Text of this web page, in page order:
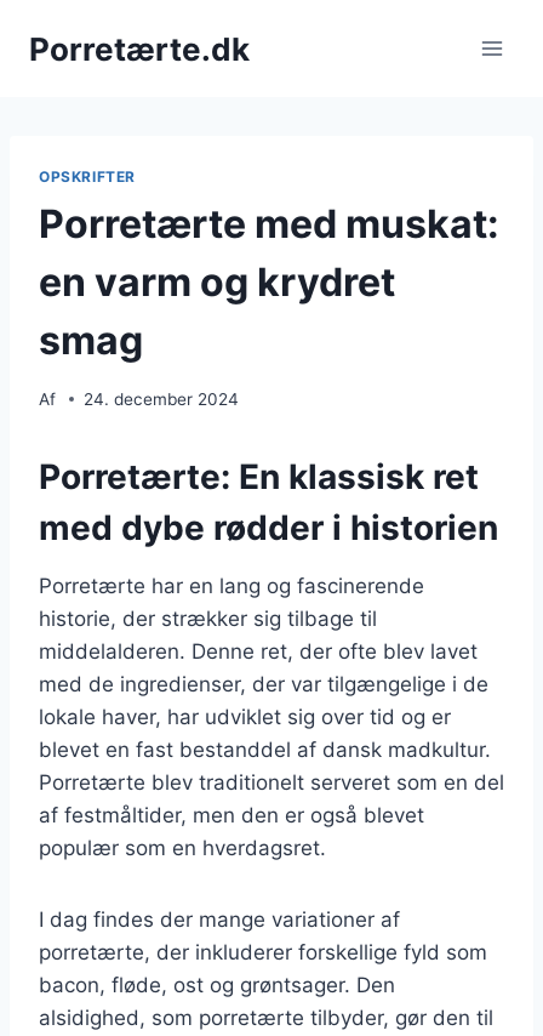
Porretærte.dk
OPSKRIFTER
Porretærte med muskat:
en varm og krydret
smag
Af 24. december 2024
Porretærte: En klassisk ret
med dybe rødder i historien
Porretærte har en lang og fascinerende
historie, der strækker sig tilbage til
middelalderen. Denne ret, der ofte blev lavet
med de ingredienser, der var tilgængelige i de
lokale haver, har udviklet sig over tid og er
blevet en fast bestanddel af dansk madkultur.
Porretærte blev traditionelt serveret som en del
af festmåltider, men den er også blevet
populær som en hverdagsret.
I dag findes der mange variationer af
porretærte, der inkluderer forskellige fyld som
bacon, fløde, ost og grøntsager. Den
alsidighed, som porretærte tilbyder, gør den til